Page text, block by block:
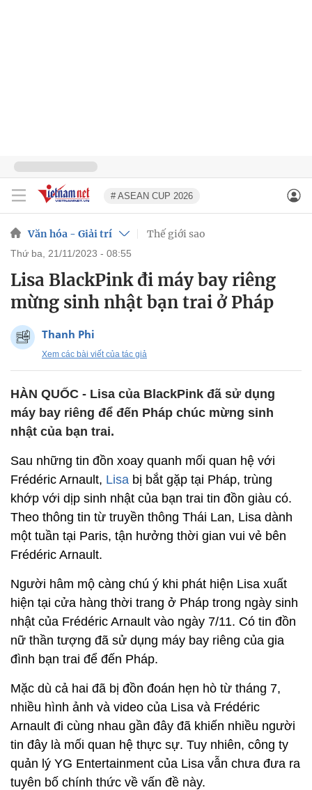
# ASEAN CUP 2026
Văn hóa - Giải trí Thế giới sao
thứ ba, 21/11/2023 - 08:55
Lisa BlackPink đi máy bay riêng
mừng sinh nhật bạn trai ở Pháp
Thanh Phi
Xem các bài viết của tác giả
HÀN QUỐC - Lisa của BlackPink đã sử dụng
máy bay riêng để đến Pháp chúc mừng sinh
nhật của bạn trai.
Sau những tin đồn xoay quanh mối quan hệ với
Frédéric Arnault, Lisa bị bắt gặp tại Pháp, trùng
khớp với dịp sinh nhật của bạn trai tin đồn giàu có.
Theo thông tin từ truyền thông Thái Lan, Lisa dành
một tuần tại Paris, tận hưởng thời gian vui vẻ bên
Frédéric Arnault.
Người hâm mộ càng chú ý khi phát hiện Lisa xuất
hiện tại cửa hàng thời trang ở Pháp trong ngày sinh
nhật của Frédéric Arnault vào ngày 7/11. Có tin đồn
nữ thần tượng đã sử dụng máy bay riêng của gia
đình bạn trai để đến Pháp.
Mặc dù cả hai đã bị đồn đoán hẹn hò từ tháng 7,
nhiều hình ảnh và video của Lisa và Frédéric
Arnault đi cùng nhau gần đây đã khiến nhiều người
tin đây là mối quan hệ thực sự. Tuy nhiên, công ty
quản lý YG Entertainment của Lisa vẫn chưa đưa ra
tuyên bố chính thức về vấn đề này.